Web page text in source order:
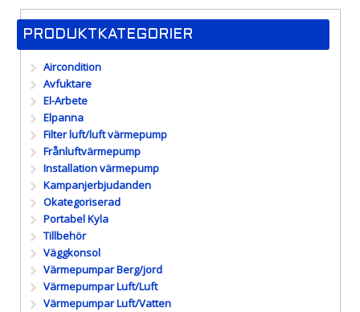
PRODUKTKATEGORIER
Aircondition
Avfuktare
El-Arbete
Elpanna
Filter luft/luft värmepump
Frånluftvärmepump
Installation värmepump
Kampanjerbjudanden
Okategoriserad
Portabel Kyla
Tillbehör
Väggkonsol
Värmepumpar Berg/jord
Värmepumpar Luft/Luft
Värmepumpar Luft/Vatten